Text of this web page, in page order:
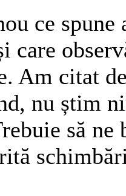
ce
care
Am citat
nu știm
să